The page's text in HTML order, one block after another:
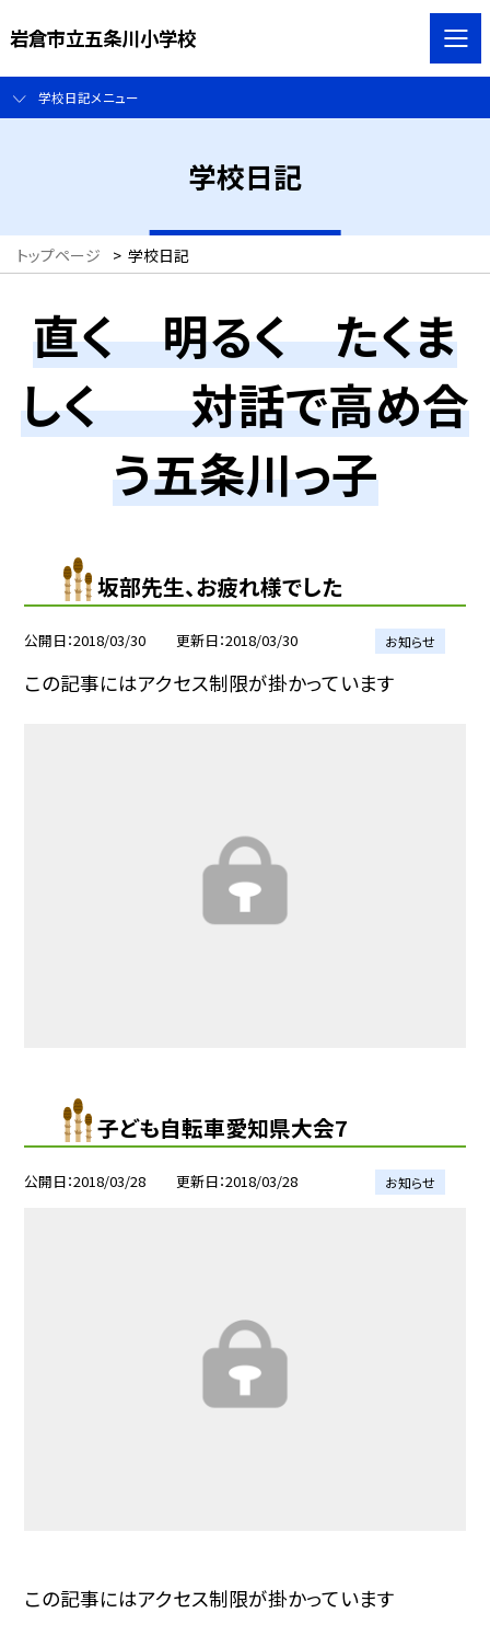
岩倉市立五条川小学校
学校日記メニュー
学校日記
トップページ > 学校日記
直く 明るく たくま
しく 対話で高め合
う五条川っ子
坂部先生、お疲れ様でした
公開日 2018/03/30 更新日 2018/03/30 お知らせ
この記事にはアクセス制限が掛かっています
子ども自転車愛知県大会7
公開日 2018/03/28 更新日 2018/03/28 お知らせ
この記事にはアクセス制限が掛かっています